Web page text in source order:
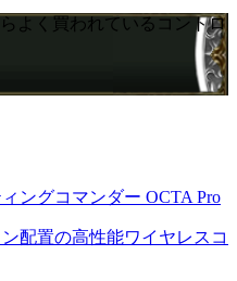
よく買われているコントロ
ングコマンダー OCTA Pro
配置の高性能ワイヤレスコ